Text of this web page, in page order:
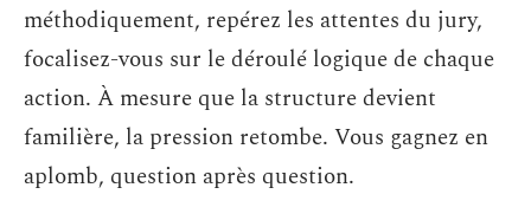
méthodiquement, repérez les attentes du jury,
focalisez-vous sur le déroulé logique de chaque
action. À mesure que la structure devient
familière, la pression retombe. Vous gagnez en
aplomb, question après question.